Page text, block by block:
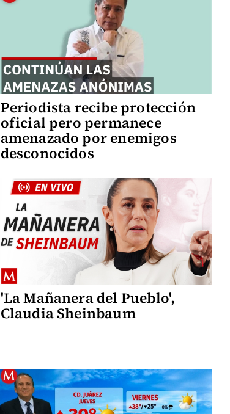
Periodista recibe protección
oficial pero permanece
amenazado por enemigos
desconocidos
'La Mañanera del Pueblo',
Claudia Sheinbaum